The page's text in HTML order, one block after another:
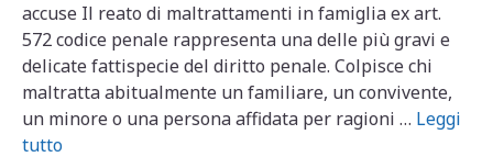
accuse Il reato di maltrattamenti in famiglia ex art.
572 codice penale rappresenta una delle più gravi e
delicate fattispecie del diritto penale. Colpisce chi
maltratta abitualmente un familiare, un convivente,
un minore o una persona affidata per ragioni … Leggi
tutto